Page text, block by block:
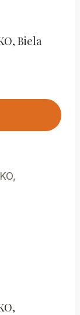
Biela